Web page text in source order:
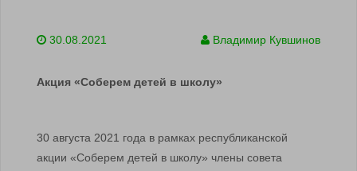
30.08.2021 Владимир Кувшинов
Акция «Соберем детей в школу»
30 августа 2021 года в рамках республиканской
акции «Соберем детей в школу» члены совета